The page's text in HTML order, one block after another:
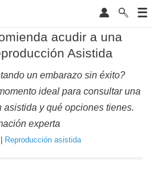
acudir a una
Asistida
un embarazo sin éxito?
ideal para consultar una
y qué opciones tienes.
experta
Reproducción asistida